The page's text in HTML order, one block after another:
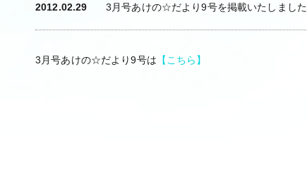
2012.02.29 3月号あけの☆だより9号を掲載いたしました
3月号あけの☆だより9号は 【こちら】